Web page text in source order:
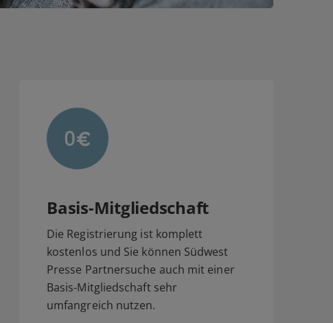
Basis-Mitgliedschaft
Die Registrierung ist komplett
kostenlos und Sie können Südwest
Presse Partnersuche auch mit einer
Basis-Mitgliedschaft sehr
umfangreich nutzen.